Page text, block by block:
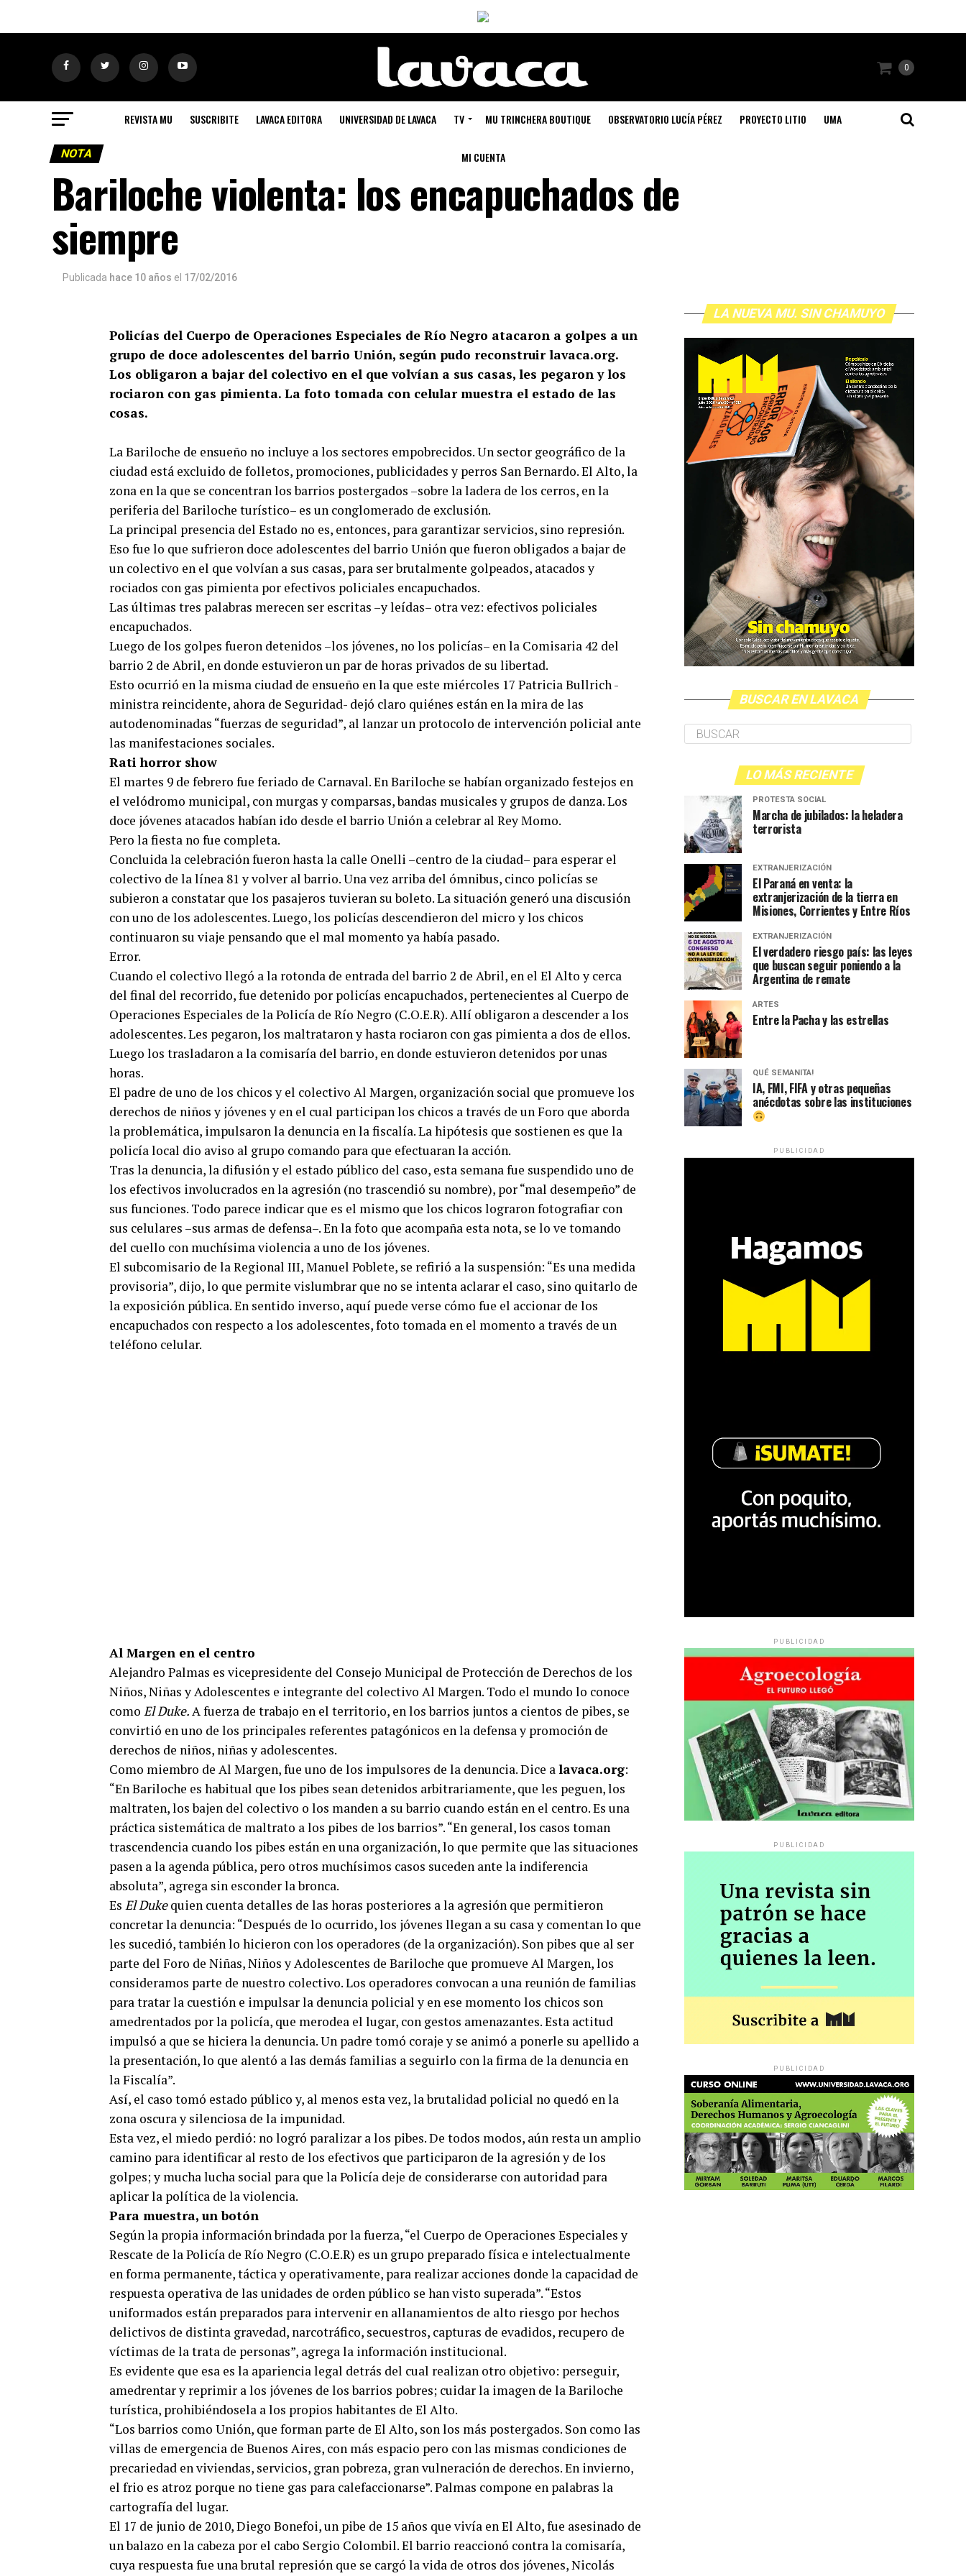
0
REVISTA MU SUSCRIBITE LAVACA EDITORA UNIVERSIDAD DE LAVACA TV MU TRINCHERA BOUTIQUE OBSERVATORIO LUCÍA PÉREZ PROYECTO LITIO UMA
MI CUENTA
NOTA
Bariloche violenta: los encapuchados de
siempre
Publicada hace 10 años el 17/02/2016
Policías del Cuerpo de Operaciones Especiales de Río Negro atacaron a golpes a un
grupo de doce adolescentes del barrio Unión, según pudo reconstruir lavaca.org.
Los obligaron a bajar del colectivo en el que volvían a sus casas, les pegaron y los
rociaron con gas pimienta. La foto tomada con celular muestra el estado de las
cosas.
La Bariloche de ensueño no incluye a los sectores empobrecidos. Un sector geográfico de la
ciudad está excluido de folletos, promociones, publicidades y perros San Bernardo. El Alto, la
zona en la que se concentran los barrios postergados –sobre la ladera de los cerros, en la
periferia del Bariloche turístico– es un conglomerado de exclusión.
La principal presencia del Estado no es, entonces, para garantizar servicios, sino represión.
Eso fue lo que sufrieron doce adolescentes del barrio Unión que fueron obligados a bajar de
un colectivo en el que volvían a sus casas, para ser brutalmente golpeados, atacados y
rociados con gas pimienta por efectivos policiales encapuchados.
Las últimas tres palabras merecen ser escritas –y leídas– otra vez: efectivos policiales
encapuchados.
Luego de los golpes fueron detenidos –los jóvenes, no los policías– en la Comisaria 42 del
barrio 2 de Abril, en donde estuvieron un par de horas privados de su libertad.
Esto ocurrió en la misma ciudad de ensueño en la que este miércoles 17 Patricia Bullrich -
ministra reincidente, ahora de Seguridad- dejó claro quiénes están en la mira de las
autodenominadas “fuerzas de seguridad”, al lanzar un protocolo de intervención policial ante
las manifestaciones sociales.
Rati horror show
El martes 9 de febrero fue feriado de Carnaval. En Bariloche se habían organizado festejos en
el velódromo municipal, con murgas y comparsas, bandas musicales y grupos de danza. Los
doce jóvenes atacados habían ido desde el barrio Unión a celebrar al Rey Momo.
Pero la fiesta no fue completa.
Concluida la celebración fueron hasta la calle Onelli –centro de la ciudad– para esperar el
colectivo de la línea 81 y volver al barrio. Una vez arriba del ómnibus, cinco policías se
subieron a constatar que los pasajeros tuvieran su boleto. La situación generó una discusión
con uno de los adolescentes. Luego, los policías descendieron del micro y los chicos
continuaron su viaje pensando que el mal momento ya había pasado.
Error.
Cuando el colectivo llegó a la rotonda de entrada del barrio 2 de Abril, en el El Alto y cerca
del final del recorrido, fue detenido por policías encapuchados, pertenecientes al Cuerpo de
Operaciones Especiales de la Policía de Río Negro (C.O.E.R). Allí obligaron a descender a los
adolescentes. Les pegaron, los maltrataron y hasta rociaron con gas pimienta a dos de ellos.
Luego los trasladaron a la comisaría del barrio, en donde estuvieron detenidos por unas
horas.
El padre de uno de los chicos y el colectivo Al Margen, organización social que promueve los
derechos de niños y jóvenes y en el cual participan los chicos a través de un Foro que aborda
la problemática, impulsaron la denuncia en la fiscalía. La hipótesis que sostienen es que la
policía local dio aviso al grupo comando para que efectuaran la acción.
Tras la denuncia, la difusión y el estado público del caso, esta semana fue suspendido uno de
los efectivos involucrados en la agresión (no trascendió su nombre), por “mal desempeño” de
sus funciones. Todo parece indicar que es el mismo que los chicos lograron fotografiar con
sus celulares –sus armas de defensa–. En la foto que acompaña esta nota, se lo ve tomando
del cuello con muchísima violencia a uno de los jóvenes.
El subcomisario de la Regional III, Manuel Poblete, se refirió a la suspensión: “Es una medida
provisoria”, dijo, lo que permite vislumbrar que no se intenta aclarar el caso, sino quitarlo de
la exposición pública. En sentido inverso, aquí puede verse cómo fue el accionar de los
encapuchados con respecto a los adolescentes, foto tomada en el momento a través de un
teléfono celular.
Al Margen en el centro
Alejandro Palmas es vicepresidente del Consejo Municipal de Protección de Derechos de los
Niños, Niñas y Adolescentes e integrante del colectivo Al Margen. Todo el mundo lo conoce
como El Duke.A fuerza de trabajo en el territorio, en los barrios juntos a cientos de pibes, se
convirtió en uno de los principales referentes patagónicos en la defensa y promoción de
derechos de niños, niñas y adolescentes.
Como miembro de Al Margen, fue uno de los impulsores de la denuncia. Dice alavaca.org:
“En Bariloche es habitual que los pibes sean detenidos arbitrariamente, que les peguen, los
maltraten, los bajen del colectivo o los manden a su barrio cuando están en el centro. Es una
práctica sistemática de maltrato a los pibes de los barrios”. “En general, los casos toman
trascendencia cuando los pibes están en una organización, lo que permite que las situaciones
pasen a la agenda pública, pero otros muchísimos casos suceden ante la indiferencia
absoluta”, agrega sin esconder la bronca.
Es El Dukequien cuenta detalles de las horas posteriores a la agresión que permitieron
concretar la denuncia: “Después de lo ocurrido, los jóvenes llegan a su casa y comentan lo que
les sucedió, también lo hicieron con los operadores (de la organización). Son pibes que al ser
parte del Foro de Niñas, Niños y Adolescentes de Bariloche que promueve Al Margen, los
consideramos parte de nuestro colectivo. Los operadores convocan a una reunión de familias
para tratar la cuestión e impulsar la denuncia policial y en ese momento los chicos son
amedrentados por la policía, que merodea el lugar, con gestos amenazantes. Esta actitud
impulsó a que se hiciera la denuncia. Un padre tomó coraje y se animó a ponerle su apellido a
la presentación, lo que alentó a las demás familias a seguirlo con la firma de la denuncia en
la Fiscalía”.
Así, el caso tomó estado público y, al menos esta vez, la brutalidad policial no quedó en la
zona oscura y silenciosa de la impunidad.
Esta vez, el miedo perdió: no logró paralizar a los pibes. De todos modos, aún resta un amplio
camino para identificar al resto de los efectivos que participaron de la agresión y de los
golpes; y mucha lucha social para que la Policía deje de considerarse con autoridad para
aplicar la política de la violencia.
Para muestra, un botón
Según la propia información brindada por la fuerza, “el Cuerpo de Operaciones Especiales y
Rescate de la Policía de Río Negro (C.O.E.R) es un grupo preparado física e intelectualmente
en forma permanente, táctica y operativamente, para realizar acciones donde la capacidad de
respuesta operativa de las unidades de orden público se han visto superada”. “Estos
uniformados están preparados para intervenir en allanamientos de alto riesgo por hechos
delictivos de distinta gravedad, narcotráfico, secuestros, capturas de evadidos, recupero de
víctimas de la trata de personas”, agrega la información institucional.
Es evidente que esa es la apariencia legal detrás del cual realizan otro objetivo: perseguir,
amedrentar y reprimir a los jóvenes de los barrios pobres; cuidar la imagen de la Bariloche
turística, prohibiéndosela a los propios habitantes de El Alto.
“Los barrios como Unión, que forman parte de El Alto, son los más postergados. Son como las
villas de emergencia de Buenos Aires, con más espacio pero con las mismas condiciones de
precariedad en viviendas, servicios, gran pobreza, gran vulneración de derechos. En invierno,
el frio es atroz porque no tiene gas para calefaccionarse”. Palmas compone en palabras la
cartografía del lugar.
El 17 de junio de 2010, Diego Bonefoi, un pibe de 15 años que vivía en El Alto, fue asesinado de
un balazo en la cabeza por el cabo Sergio Colombil. El barrio reaccionó contra la comisaría,
cuya respuesta fue una brutal represión que se cargó la vida de otros dos jóvenes, Nicolás
LA NUEVA MU. SIN CHAMUYO
BUSCAR EN LAVACA
LO MÁS RECIENTE
PROTESTA SOCIAL
Marcha de jubilados: la heladera
terrorista
EXTRANJERIZACIÓN
El Paraná en venta: la
extranjerización de la tierra en
Misiones, Corrientes y Entre Ríos
EXTRANJERIZACIÓN
El verdadero riesgo país: las leyes
que buscan seguir poniendo a la
Argentina de remate
ARTES
Entre la Pacha y las estrellas
QUÉ SEMANITA!
IA, FMI, FIFA y otras pequeñas
anécdotas sobre las instituciones
PUBLICIDAD
PUBLICIDAD
PUBLICIDAD
PUBLICIDAD